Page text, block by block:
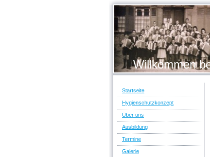
Willkommen
Startseite
Hygienschutzkonzept
Über uns
Ausbildung
Termine
Galerie